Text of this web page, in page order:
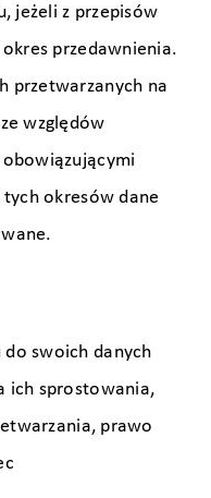
jeżeli z przepisów
okres przedawnienia.
przetwarzanych na
względów
tych okresów dane
swoich danych
ich sprostowania,
prawo